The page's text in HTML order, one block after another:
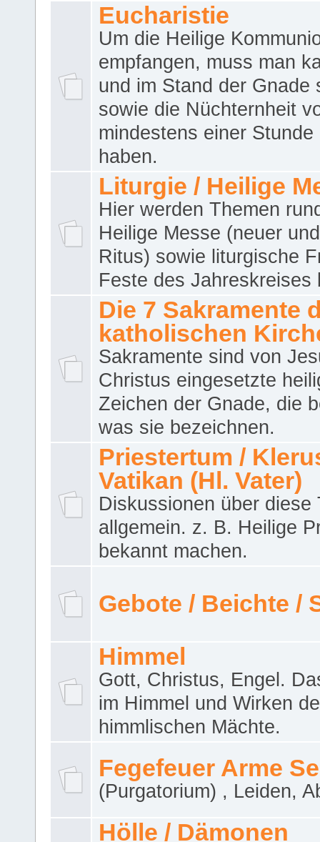
Eucharistie
Um die Heilige
empfangen, muss man
und im Stand der Gnade
sowie die Nüchternheit
mindestens einer Stunde
haben.
Liturgie / Heilige
Hier werden Themen
Heilige Messe (neuer
Ritus) sowie liturgische
Feste des Jahreskreises
Die 7 Sakramente
katholischen
Sakramente sind von
Christus eingesetzte
Zeichen der Gnade, die
was sie bezeichnen.
Priestertum /
Vatikan (Hl. Vater)
Diskussionen über diese
allgemein. z. B. Heilige
bekannt machen.
Gebote / Beichte /
Himmel
Gott, Christus, Engel.
im Himmel und Wirken
himmlischen Mächte.
Fegefeuer Arme
(Purgatorium) , Leiden,
Hölle / Dämonen